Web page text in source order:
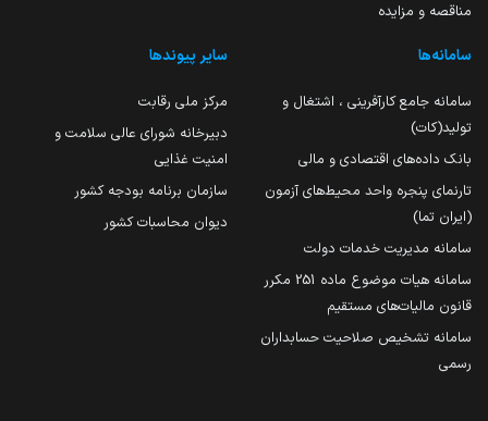
مناقصه و مزایده
سامانه‌ها
سامانه جامع کارآفرینی ، اشتغال و
تولید(کات)
بانک داده‌های اقتصادی و مالی
تارنمای پنجره واحد محیط‌های آزمون
(ایران تما)
سامانه مدیریت خدمات دولت
سامانه هیات موضوع ماده 251 مکرر
قانون مالیات‌های مستقیم
سامانه تشخیص صلاحیت حسابداران
رسمی
سایر پیوندها
مرکز ملی رقابت
دبیرخانه شورای عالی سلامت و
امنیت غذایی
سازمان برنامه بودجه کشور
دیوان محاسبات کشور